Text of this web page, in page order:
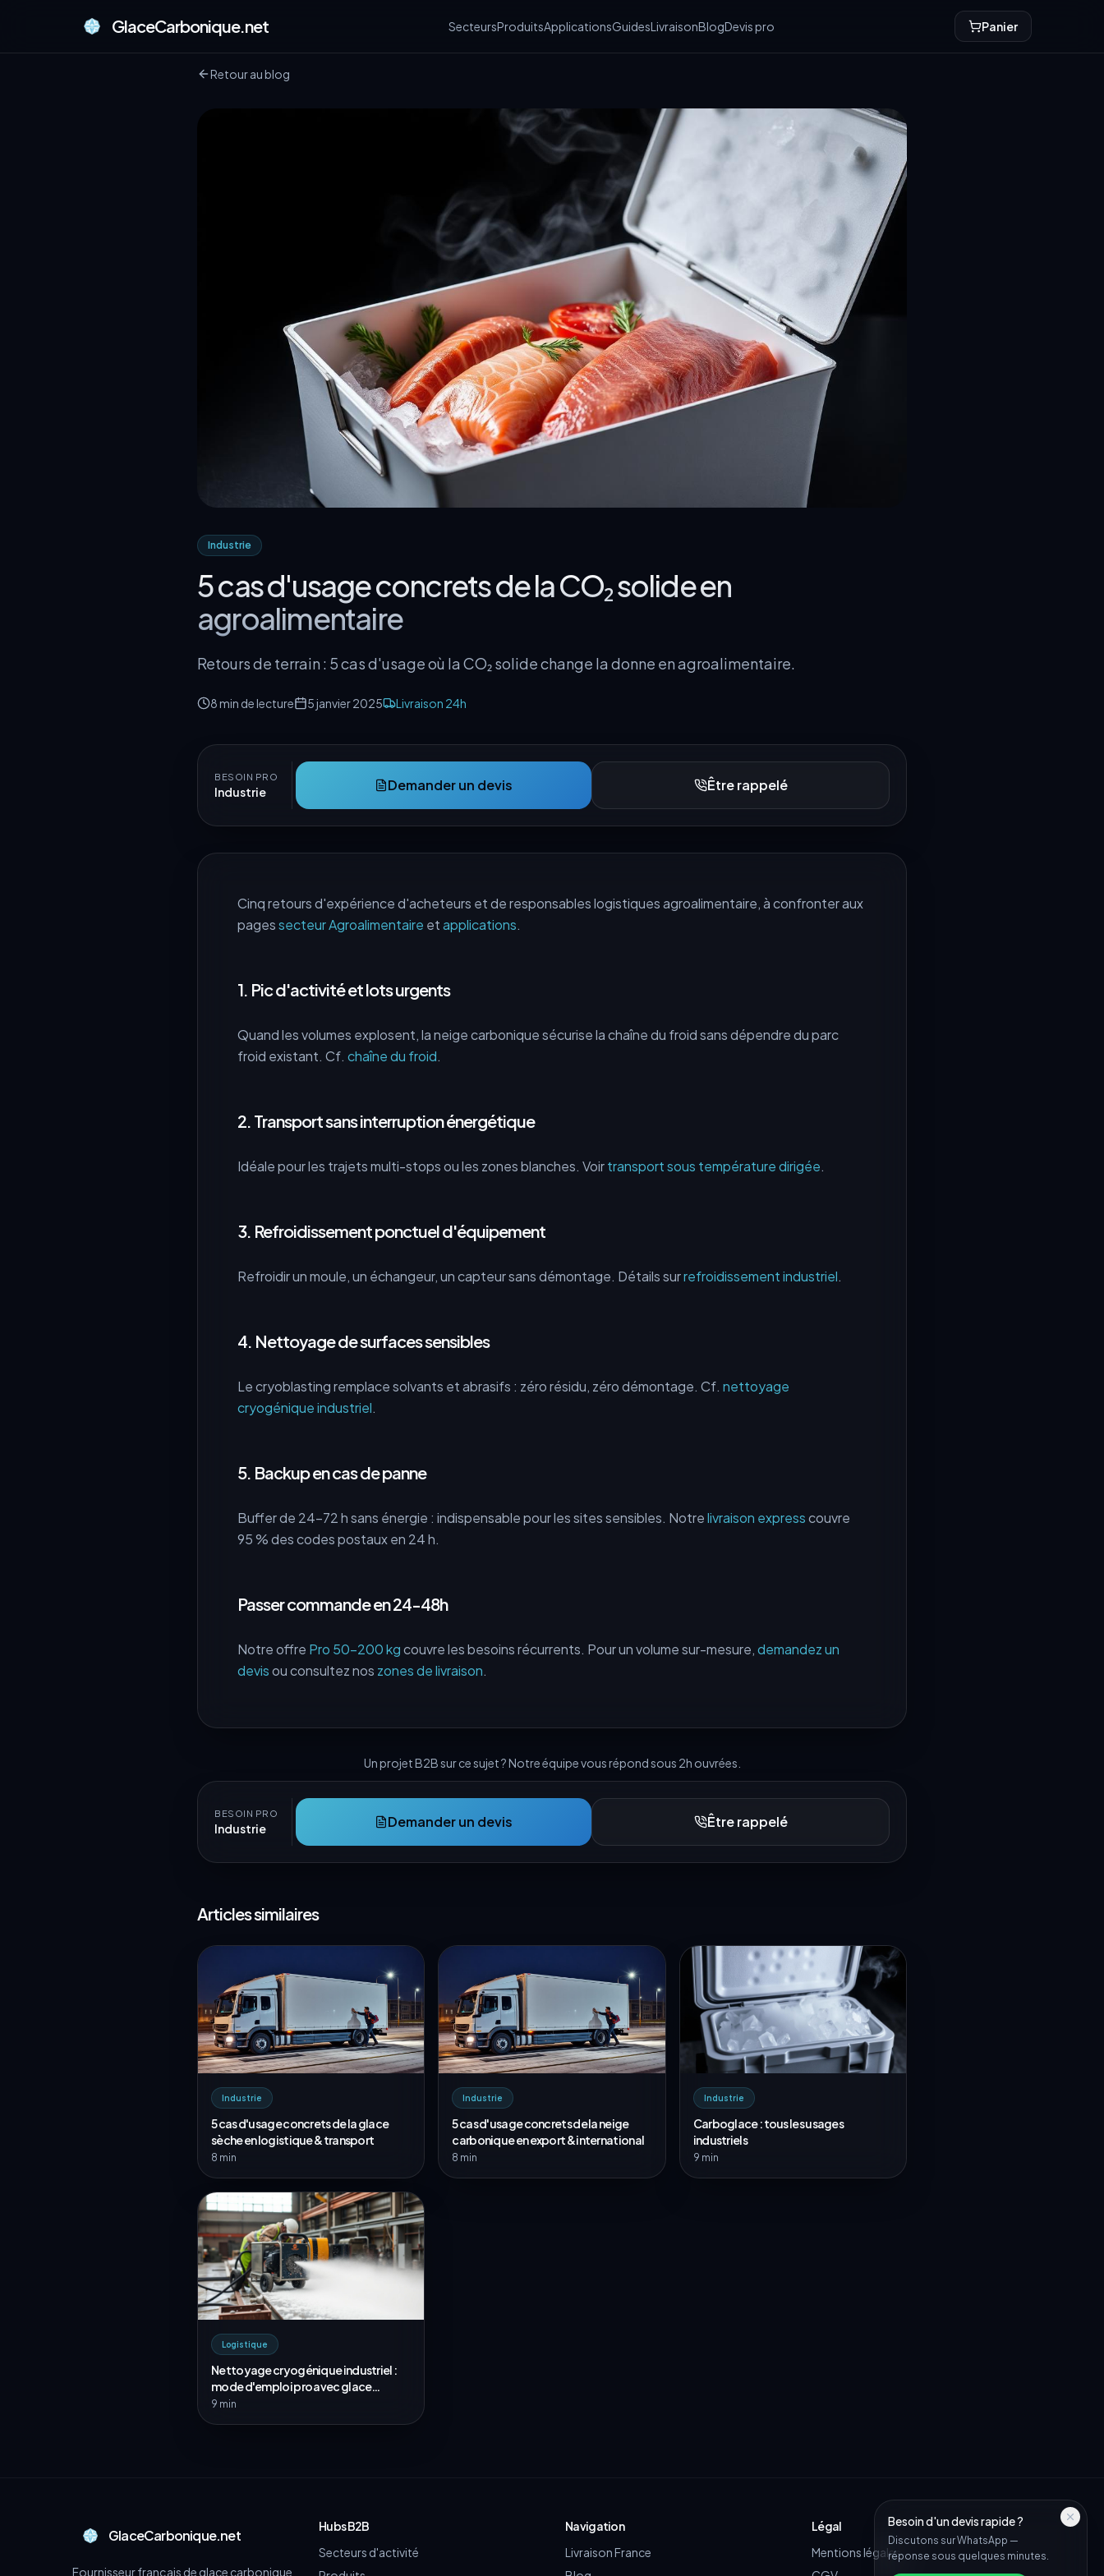
GlaceCarbonique.net SecteursProduitsApplicationsGuidesLivraisonBlogDevis pro Panier
Retour au blog
Industrie
5 cas d'usage concrets de la CO₂ solide en
agroalimentaire
Retours de terrain : 5 cas d'usage où la CO₂ solide change la donne en agroalimentaire.
8 min de lecture 5 janvier 2025 Livraison 24h
BESOIN PRO
Industrie Demander un devis Être rappelé
Cinq retours d'expérience d'acheteurs et de responsables logistiques agroalimentaire, à confronter aux
pagessecteur Agroalimentaire etapplications.
1. Pic d'activité et lots urgents
Quand les volumes explosent, la neige carbonique sécurise la chaîne du froid sans dépendre du parc
froid existant. Cf. chaîne du froid.
2. Transport sans interruption énergétique
Idéale pour les trajets multi-stops ou les zones blanches. Voirtransport sous température dirigée.
3. Refroidissement ponctuel d'équipement
Refroidir un moule, un échangeur, un capteur sans démontage. Détails surrefroidissement industriel.
4. Nettoyage de surfaces sensibles
Le cryoblasting remplace solvants et abrasifs : zéro résidu, zéro démontage. Cf. nettoyage
cryogénique industriel.
5. Backup en cas de panne
Buffer de 24-72 h sans énergie : indispensable pour les sites sensibles. Notrelivraison expresscouvre
95 % des codes postaux en 24 h.
Passer commande en 24-48h
Notre offre Pro 50–200 kgcouvre les besoins récurrents. Pour un volume sur-mesure,demandez un
devisou consultez nos zones de livraison.
Un projet B2B sur ce sujet ? Notre équipe vous répond sous 2h ouvrées.
BESOIN PRO
Industrie Demander un devis Être rappelé
Articles similaires
Industrie
5 cas d'usage concrets de la glace
sèche en logistique & transport
8 min
Industrie
5 cas d'usage concrets de la neige
carbonique en export & international
8 min
Industrie
Carboglace : tous les usages
industriels
9 min
Logistique
Nettoyage cryogénique industriel :
mode d'emploi pro avec glace
carbonique
9 min
GlaceCarbonique.net
Fournisseur français de glace carbonique
Hubs B2B
Secteurs d'activité
Navigation
Livraison France
Légal
Mentions légales
Besoin d'un devis rapide ?
Discutons sur WhatsApp —
réponse sous quelques minutes.